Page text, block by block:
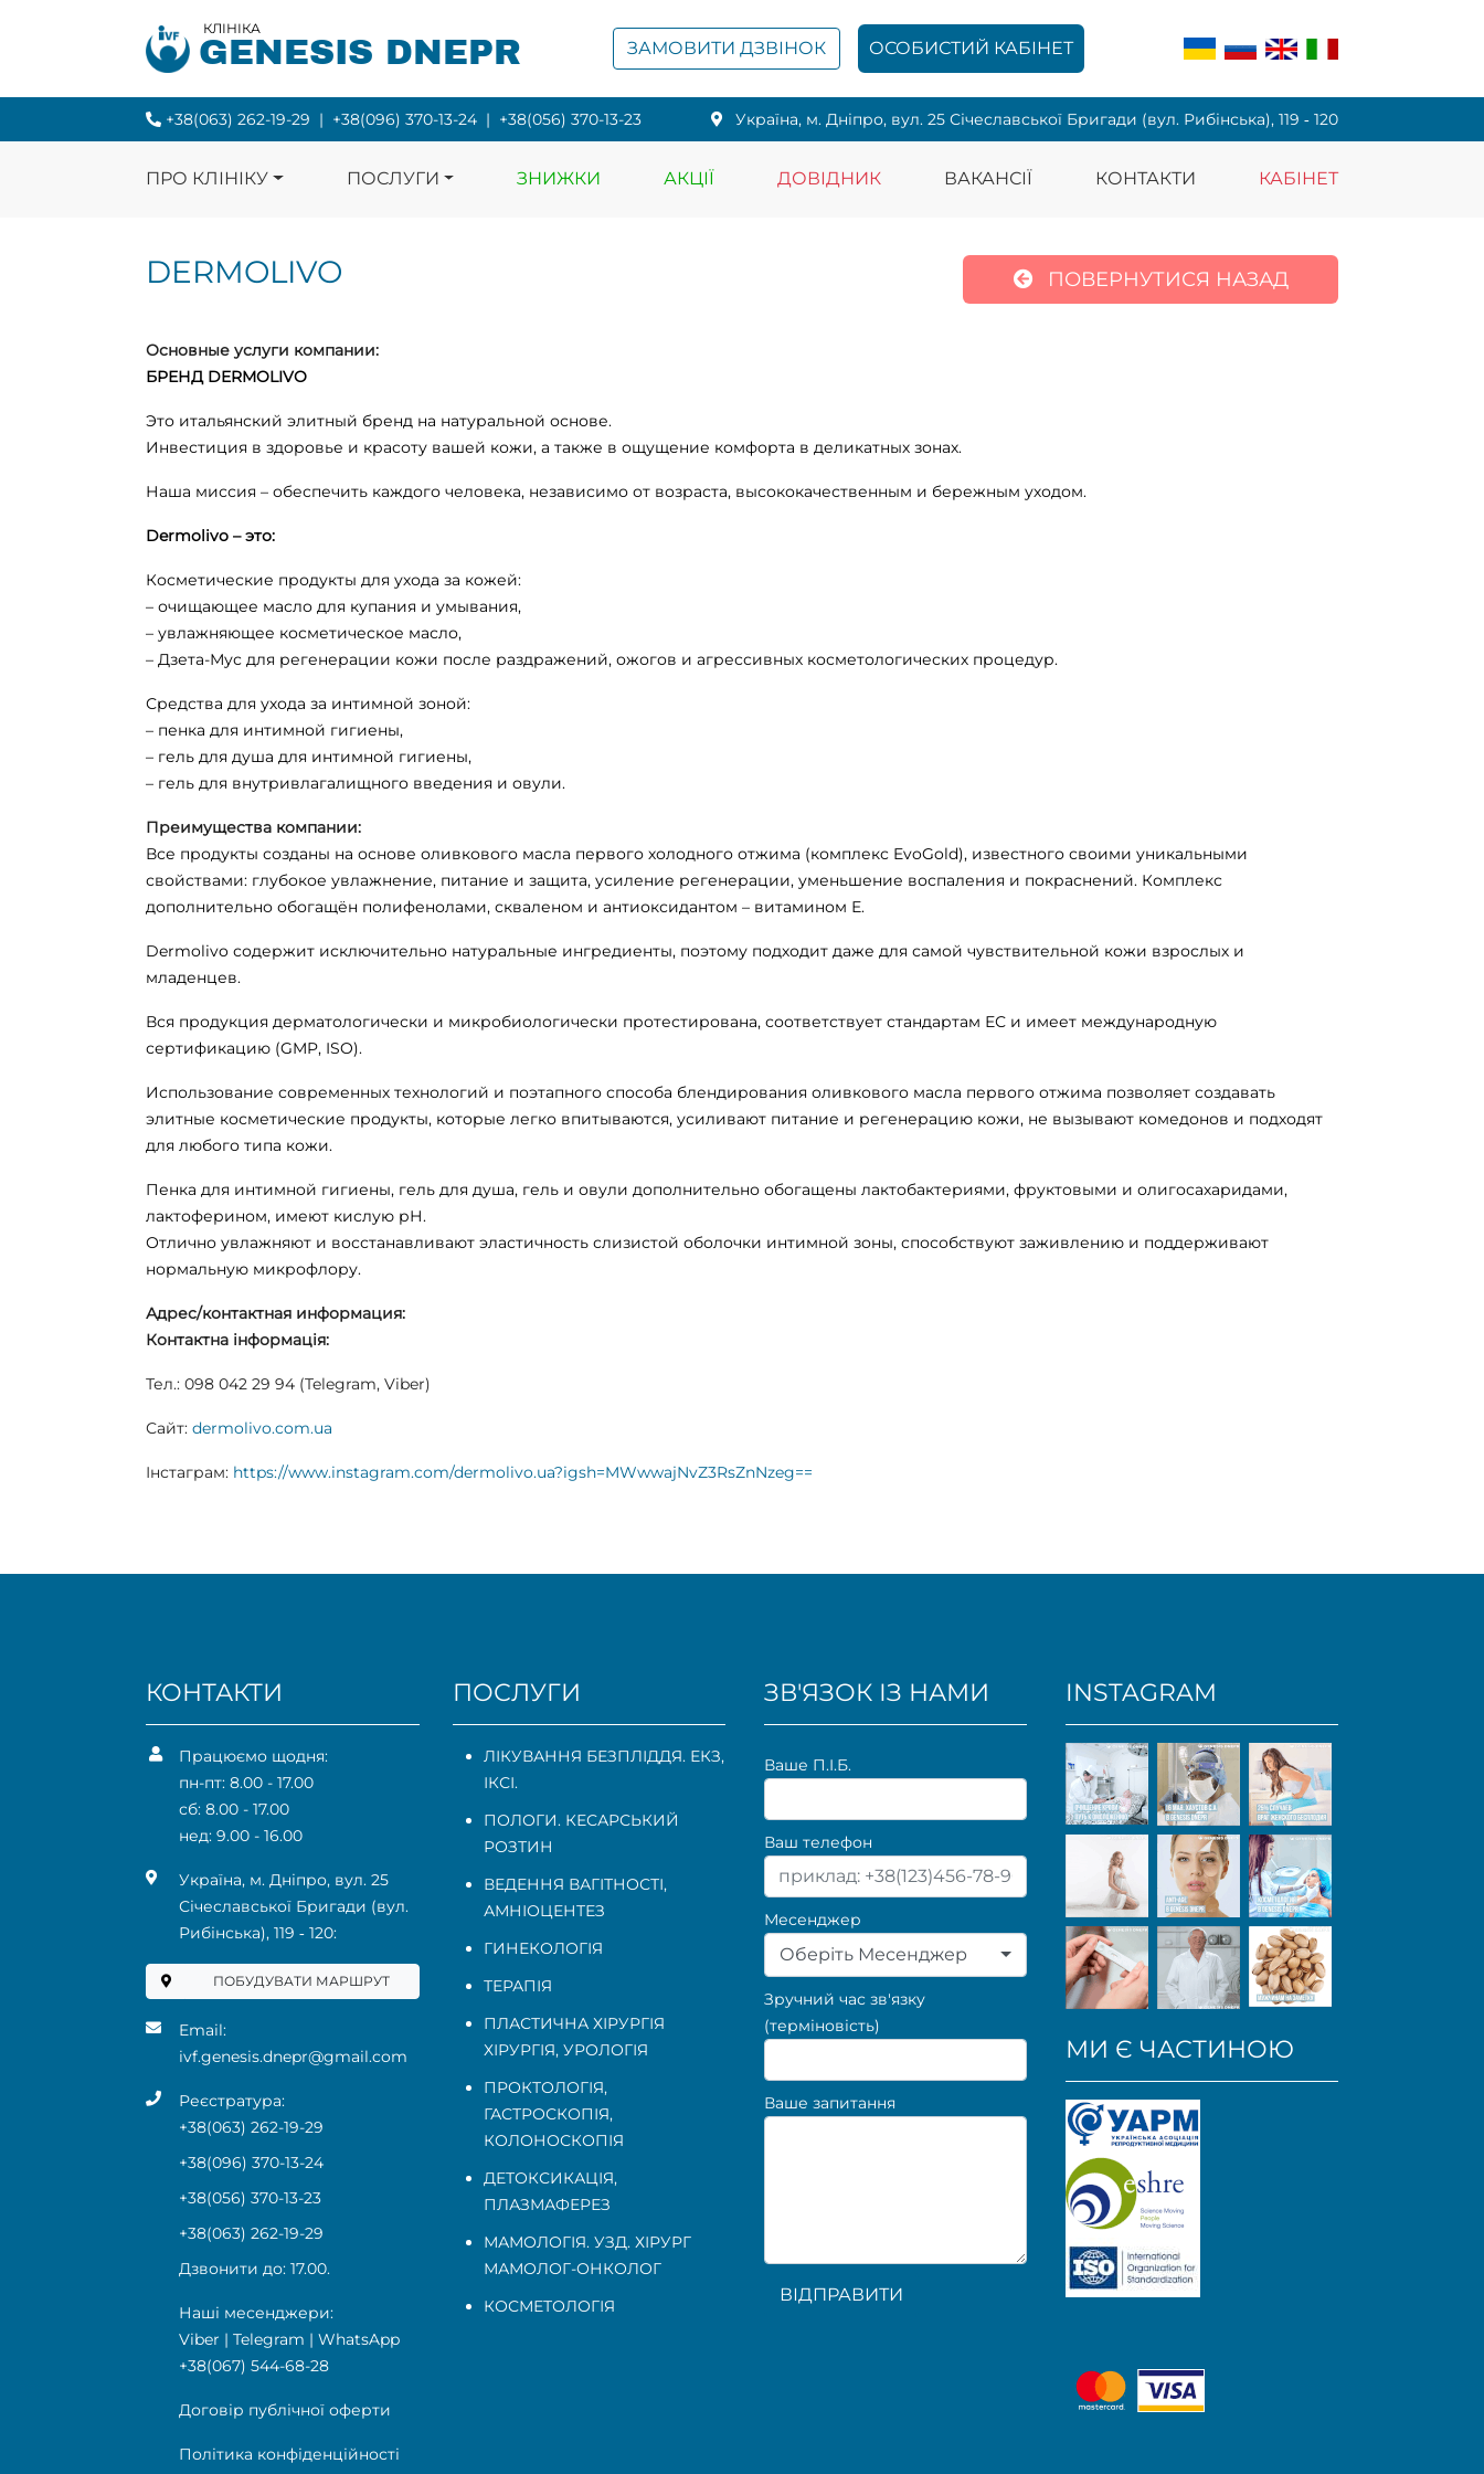
КЛІНІКА
GENESIS DNEPR ЗАМОВИТИ ДЗВІНОК ОСОБИСТИЙ КАБІНЕТ
+38(063) 262-19-29 | +38(096) 370-13-24 | +38(056) 370-13-23 Українa, м. Дніпро, вул. 25 Січеславської Бригади (вул. Рибінська), 119 ‑ 120
ПРО КЛІНІКУ ПОСЛУГИ ЗНИЖКИ АКЦІЇ ДОВІДНИК ВАКАНСІЇ КОНТАКТИ КАБІНЕТ
DERMOLIVO ПОВЕРНУТИСЯ НАЗАД
Основные услуги компании:
БРЕНД DERMOLIVO
Это итальянский элитный бренд на натуральной основе.
Инвестиция в здоровье и красоту вашей кожи, а также в ощущение комфорта в деликатных зонах.
Наша миссия – обеспечить каждого человека, независимо от возраста, высококачественным и бережным уходом.
Dermolivo – это:
Косметические продукты для ухода за кожей:
– очищающее масло для купания и умывания,
– увлажняющее косметическое масло,
– Дзета-Мус для регенерации кожи после раздражений, ожогов и агрессивных косметологических процедур.
Средства для ухода за интимной зоной:
– пенка для интимной гигиены,
– гель для душа для интимной гигиены,
– гель для внутривлагалищного введения и овули.
Преимущества компании:
Все продукты созданы на основе оливкового масла первого холодного отжима (комплекс EvoGold), известного своими уникальными
свойствами: глубокое увлажнение, питание и защита, усиление регенерации, уменьшение воспаления и покраснений. Комплекс
дополнительно обогащён полифенолами, скваленом и антиоксидантом – витамином Е.
Dermolivo содержит исключительно натуральные ингредиенты, поэтому подходит даже для самой чувствительной кожи взрослых и
младенцев.
Вся продукция дерматологически и микробиологически протестирована, соответствует стандартам ЕС и имеет международную
сертификацию (GMP, ISO).
Использование современных технологий и поэтапного способа блендирования оливкового масла первого отжима позволяет создавать
элитные косметические продукты, которые легко впитываются, усиливают питание и регенерацию кожи, не вызывают комедонов и подходят
для любого типа кожи.
Пенка для интимной гигиены, гель для душа, гель и овули дополнительно обогащены лактобактериями, фруктовыми и олигосахаридами,
лактоферином, имеют кислую рН.
Отлично увлажняют и восстанавливают эластичность слизистой оболочки интимной зоны, способствуют заживлению и поддерживают
нормальную микрофлору.
Адрес/контактная информация:
Контактна інформація:
Тел.: 098 042 29 94 (Telegram, Viber)
Сайт: dermolivo.com.ua
Інстаграм: https://www.instagram.com/dermolivo.ua?igsh=MWwwajNvZ3RsZnNzeg==
КОНТАКТИ
Працюємо щодня:
пн-пт: 8.00 - 17.00
сб: 8.00 - 17.00
нед: 9.00 - 16.00
Українa, м. Дніпро, вул. 25
Січеславської Бригади (вул.
Рибінська), 119 ‑ 120:
ПОБУДУВАТИ МАРШРУТ
Email:
ivf.genesis.dnepr@gmail.com
Реєстратура:
+38(063) 262-19-29
+38(096) 370-13-24
+38(056) 370-13-23
+38(063) 262-19-29
Дзвонити до: 17.00.
Наші месенджери:
Viber | Telegram | WhatsApp
+38(067) 544-68-28
Договір публічної оферти
Політика конфіденційності
ПОСЛУГИ
ЛІКУВАННЯ БЕЗПЛІДДЯ. ЕКЗ,
ІКСІ.
ПОЛОГИ. КЕСАРСЬКИЙ
РОЗТИН
ВЕДЕННЯ ВАГІТНОСТІ,
АМНІОЦЕНТЕЗ
ГИНЕКОЛОГІЯ
ТЕРАПІЯ
ПЛАСТИЧНА ХІРУРГІЯ
ХІРУРГІЯ, УРОЛОГІЯ
ПРОКТОЛОГІЯ,
ГАСТРОСКОПІЯ,
КОЛОНОСКОПІЯ
ДЕТОКСИКАЦІЯ,
ПЛАЗМАФЕРЕЗ
МАМОЛОГІЯ. УЗД. ХІРУРГ
МАМОЛОГ-ОНКОЛОГ
КОСМЕТОЛОГІЯ
ЗВ'ЯЗОК ІЗ НАМИ
Ваше П.I.Б.
Ваш телефон
Месенджер
Оберіть Месенджер
Зручний час зв'язку
(терміновість)
Ваше запитання
ВІДПРАВИТИ
INSTAGRAM
МИ Є ЧАСТИНОЮ